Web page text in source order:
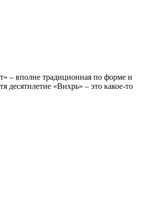
– вполне традиционная по форме и
десятилетие «Вихрь» – это какое-то